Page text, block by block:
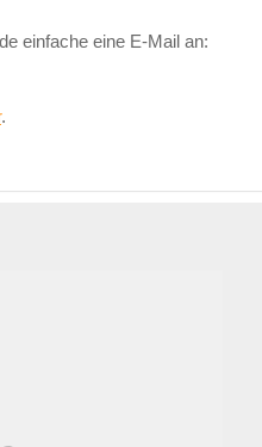
einfache eine E-Mail an:
.